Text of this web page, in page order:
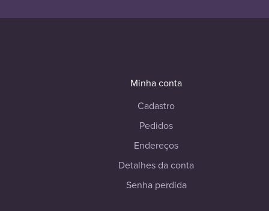
Minha conta
Cadastro
Pedidos
Endereços
Detalhes da conta
Senha perdida